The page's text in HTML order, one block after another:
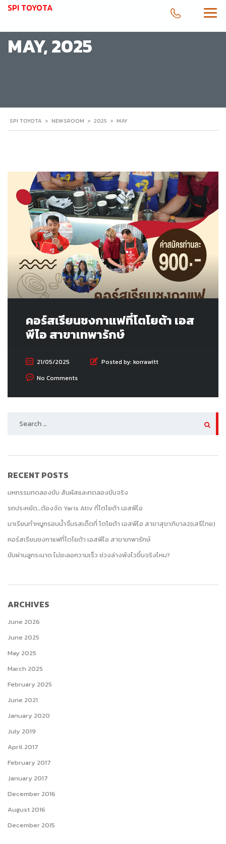
SPI TOYOTA
MAY, 2025
SPI TOYOTA > NEWSROOM > 2025 > MAY
คอร์สเรียนชงกาแฟที่โตโยต้า เอส
พีไอ สาขาเทพารักษ์
21/05/2025 Posted by: korrawitt
No Comments
SEARCH
RECENT POSTS
มหกรรมทดลองขับ สัมผัสและทดลองขับจริง
รถประหยัด…ต้องจัด Yaris Ativ ที่โตโยต้า เอสพีไอ
มาเรียนทำหมูกรอบน้ำจิ้มรสเด็ดที่ โตโยต้า เอสพีไอ สาขาสุขาภิบาล2(เสรีไทย)
คอร์สเรียนชงกาแฟที่โตโยต้า เอสพีไอ สาขาเทพารักษ์
ขับผ่านลูกระนาด ไม่ชะลอความเร็ว ช่วงล่างพังไวขึ้นจริงไหม?
ARCHIVES
June 2026
June 2025
May 2025
March 2025
February 2025
June 2021
January 2020
July 2019
April 2017
February 2017
January 2017
December 2016
August 2016
December 2015